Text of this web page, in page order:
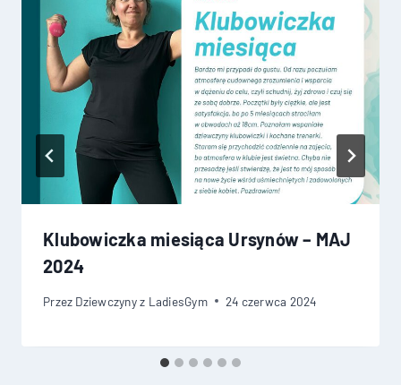
Klubowiczka miesiąca Ursynów – MAJ
2024
Przez Dziewczyny z LadiesGym 24 czerwca 2024